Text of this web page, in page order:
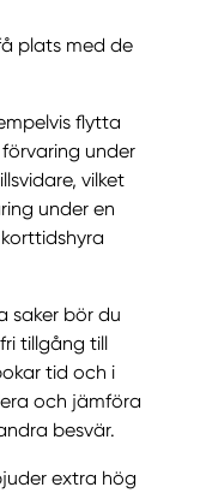
plats med de
flytta
under
vilket
under en
saker bör du
tillgång till
tid och i
och jämföra
besvär.
extra hög